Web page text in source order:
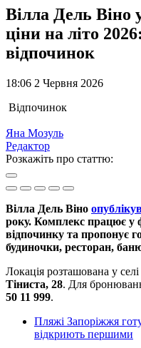
Вілла Дель Віно
ціни на літо
відпочинок
18:06 2 Червня 2026
Відпочинок
Яна Мозуль
Редактор
Розкажіть про статтю:
Вілла Дель Віно
року. Комплекс працює у
відпочинку та пропонує
будиночки, ресторан,
Локація розташована у
Тіниста, 28. Для
50 11 999.
Пляжі Запоріжжя
відкриють першими